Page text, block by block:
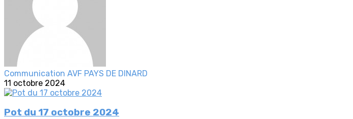
Communication AVF PAYS DE DINARD
11 octobre 2024
Pot du 17 octobre 2024